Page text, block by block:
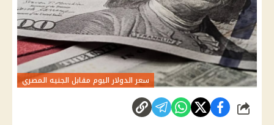
سعر الدولار اليوم مقابل الجنيه المصري
شارك